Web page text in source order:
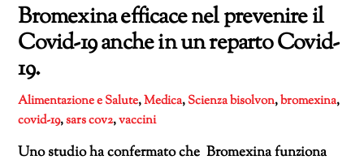
Bromexina efficace nel prevenire il
Covid-19 anche in un reparto Covid-
19.
Alimentazione e Salute,Medica,Scienzabisolvon,bromexina,
covid-19,sars cov2,vaccini
Uno studio ha confermato che Bromexina funziona